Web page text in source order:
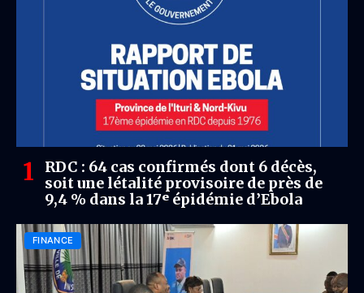
RDC : 64 cas confirmés dont 6 décès,
soit une létalité provisoire de près de
9,4 % dans la 17ᵉ épidémie d’Ebola
FINANCE